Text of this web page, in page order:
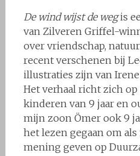
De wind wijst de wegis
van Zilveren Griffel-
over vriendschap,
recent verschenen bij
illustraties zijn van Irene
Het verhaal richt zich
kinderen van 9 jaar en
mijn zoon Ömer ook 9
het lezen gegaan om
mening geven op